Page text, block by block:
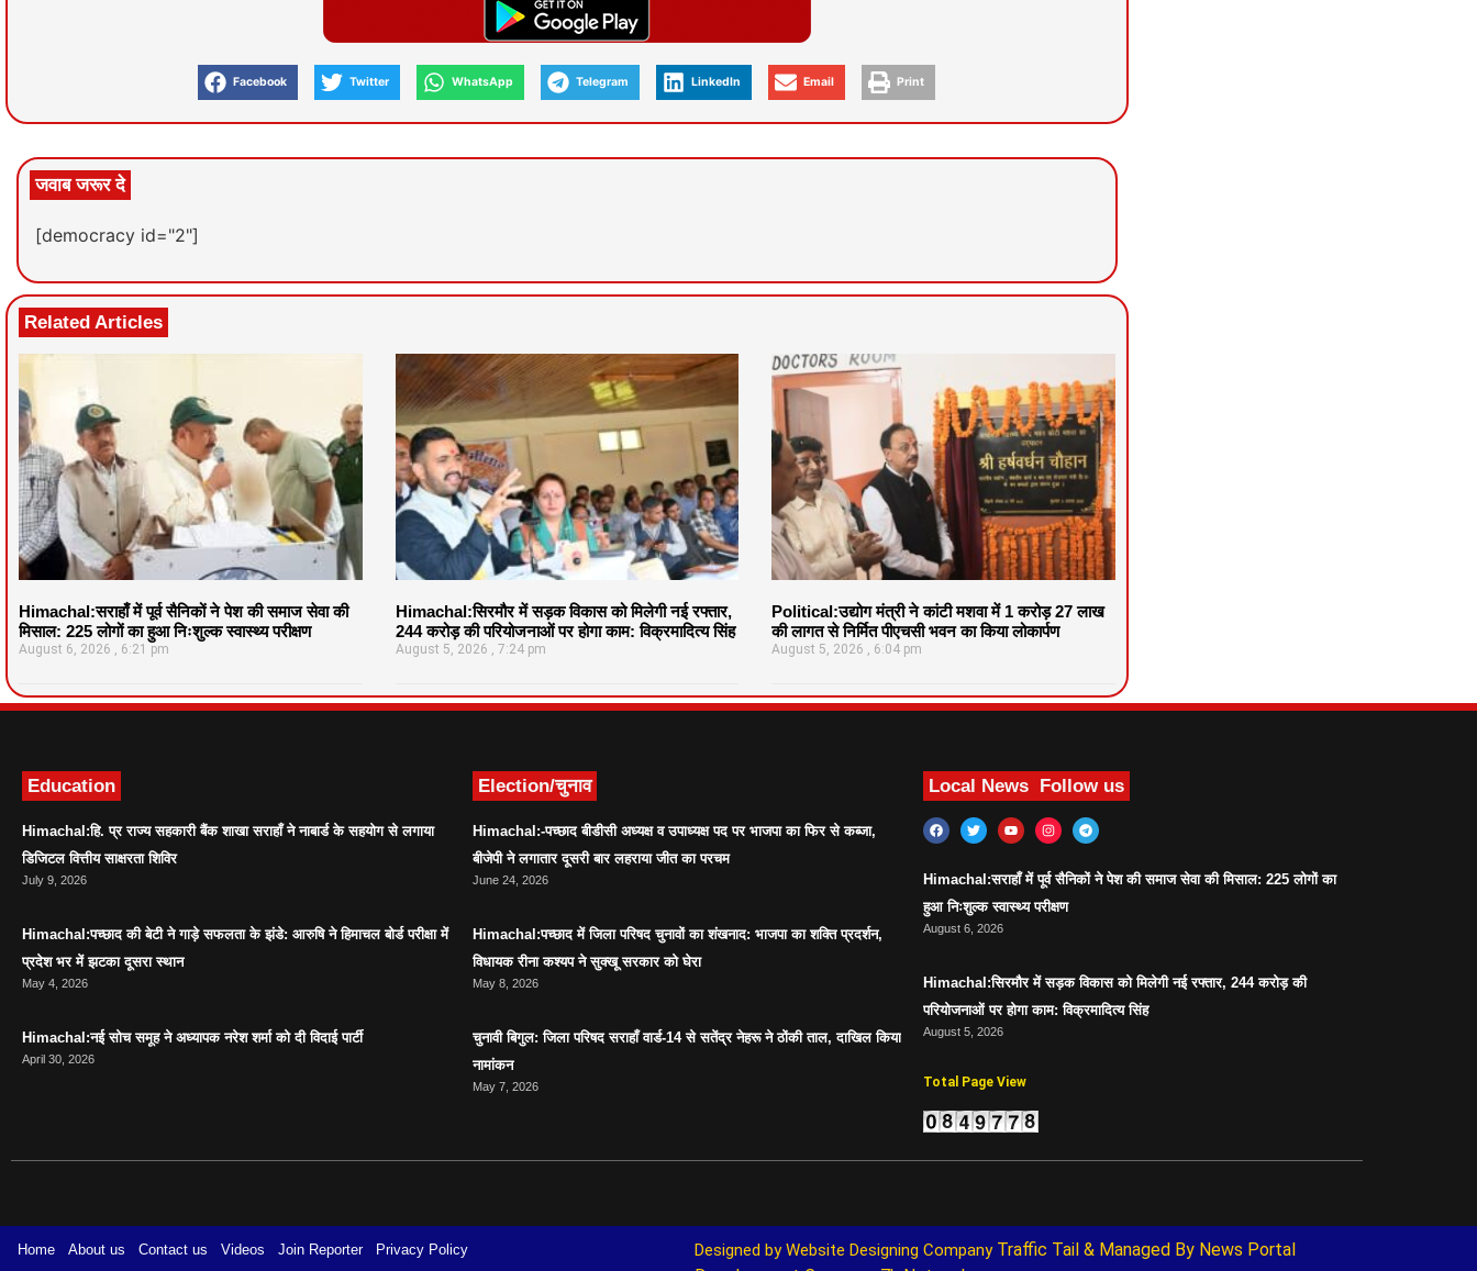
Facebook Twitter WhatsApp Telegram LinkedIn Email Print
जवाब जरूर दे
[democracy id="2"]
Related Articles
Himachal:सराहाँ में पूर्व सैनिकों ने पेश की समाज सेवा की
मिसाल: 225 लोगों का हुआ निःशुल्क स्वास्थ्य परीक्षण
August 6, 2026 6:21 pm
Himachal:सिरमौर में सड़क विकास को मिलेगी नई रफ्तार,
244 करोड़ की परियोजनाओं पर होगा काम: विक्रमादित्य सिंह
August 5, 2026 7:24 pm
Political:उद्योग मंत्री ने कांटी मशवा में 1 करोड़ 27 लाख
की लागत से निर्मित पीएचसी भवन का किया लोकार्पण
August 5, 2026 6:04 pm
Education
Himachal:हि. प्र राज्य सहकारी बैंक शाखा सराहाँ ने नाबार्ड के सहयोग से लगाया
डिजिटल वित्तीय साक्षरता शिविर
July 9, 2026
Himachal:पच्छाद की बेटी ने गाड़े सफलता के झंडे: आरुषि ने हिमाचल बोर्ड परीक्षा में
प्रदेश भर में झटका दूसरा स्थान
May 4, 2026
Himachal:नई सोच समूह ने अध्यापक नरेश शर्मा को दी विदाई पार्टी
April 30, 2026
Election/चुनाव
Himachal:-पच्छाद बीडीसी अध्यक्ष व उपाध्यक्ष पद पर भाजपा का फिर से कब्जा,
बीजेपी ने लगातार दूसरी बार लहराया जीत का परचम
June 24, 2026
Himachal:पच्छाद में जिला परिषद चुनावों का शंखनाद: भाजपा का शक्ति प्रदर्शन,
विधायक रीना कश्यप ने सुक्खू सरकार को घेरा
May 8, 2026
चुनावी बिगुल: जिला परिषद सराहाँ वार्ड-14 से सतेंद्र नेहरू ने ठोंकी ताल, दाखिल किया
नामांकन
May 7, 2026
Local News Follow us
Himachal:सराहाँ में पूर्व सैनिकों ने पेश की समाज सेवा की मिसाल: 225 लोगों का
हुआ निःशुल्क स्वास्थ्य परीक्षण
August 6, 2026
Himachal:सिरमौर में सड़क विकास को मिलेगी नई रफ्तार, 244 करोड़ की
परियोजनाओं पर होगा काम: विक्रमादित्य सिंह
August 5, 2026
Total Page View
Home About us Contact us Videos Join Reporter Privacy Policy Designed by Website Designing Company Traffic Tail & Managed By News Portal